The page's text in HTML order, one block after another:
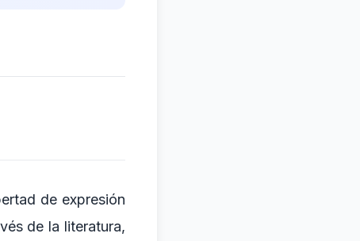
de expresión
de la literatura,